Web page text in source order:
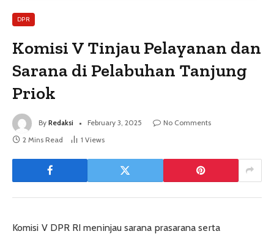
DPR
Komisi V Tinjau Pelayanan dan
Sarana di Pelabuhan Tanjung
Priok
By Redaksi February 3, 2025
No Comments
2 Mins Read
1 Views
Komisi V DPR RI meninjau sarana prasarana serta